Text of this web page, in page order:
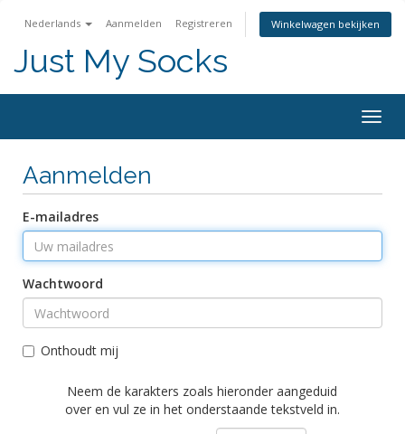
Nederlands Aanmelden Registreren Winkelwagen bekijken
Just My Socks
Aanmelden
E-mailadres
Wachtwoord
Onthoudt mij
Neem de karakters zoals hieronder aangeduid
over en vul ze in het onderstaande tekstveld in.